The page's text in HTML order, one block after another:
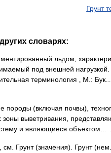
Грунт
словарях:
льдом,
под внешней
терминология , М.:
породы (включая почвы),
выветривания,
и являющиеся
Грунт (значения). Грунт